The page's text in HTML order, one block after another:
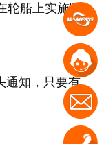
船上实施隔
通知，只要有